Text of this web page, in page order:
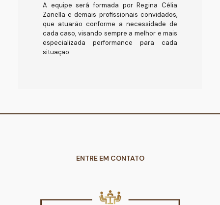
A equipe será formada por Regina Célia
Zanella e demais profissionais convidados,
que atuarão conforme a necessidade de
cada caso, visando sempre a melhor e mais
especializada performance para cada
situação.
ENTRE EM CONTATO